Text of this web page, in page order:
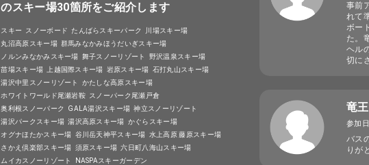
のスキー場30箇所をご紹介します
スキー スノーボード たんばらスキーパーク
川場スキー場
丸沼高原スキー場 群馬みなかみほうだいぎスキー場
ノルンみなかみスキー場 舞子スノーリゾート
野沢温泉スキー場
苗場スキー場
上越国際スキー場 岩原スキー場 石打丸山スキー場
湯沢中里スノーリゾート
かたしな高原スキー場
ホワイトワールド尾瀬岩鞍 スノーパーク尾瀬戸倉
奥利根スノーパーク
GALA湯沢スキー場 神立スノーリゾート
湯沢パークスキー場 湯沢高原スキー場 かぐらスキー場
オグナほたかスキー場 谷川岳天神平スキー場 水上高原 藤原スキー場
さかえ倶楽部スキー場 須原スキー場 六日町八海山スキー場
ムイカスノーリゾート
NASPAスキーガーデン
事前
れて
ボー
た。
ヘル
切に
竜
参加
バス
りが